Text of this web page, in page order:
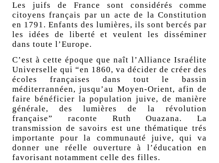
Les juifs de France sont considérés comme
citoyens français par un acte de la Constitution
en 1791. Enfants des lumières, ils sont bercés par
les idées de liberté et veulent les disséminer
dans toute l’Europe.
C’est à cette époque que naît l’Alliance Israélite
Universelle qui “en 1860, va décider de créer des
écoles françaises dans tout le bassin
méditerrannéen, jusqu’au Moyen-Orient, afin de
faire bénéficier la population juive, de manière
générale, des lumières de la révolution
française” raconte Ruth Ouazana. La
transmission de savoirs est une thématique trés
importante pour la communauté juive, qui va
donner une réelle ouverture à l’éducation en
favorisant notamment celle des filles.